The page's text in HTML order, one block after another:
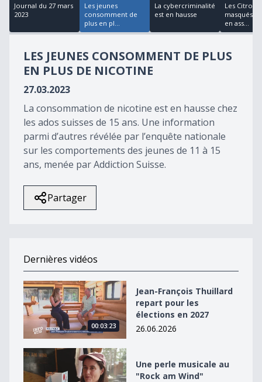
18
minutes,
Journal du 27 mars
2023
Les jeunes
consomment de
plus en pl...
La cybercriminalité
est en hausse
Les Citrons
masqués
en ass...
LES JEUNES CONSOMMENT DE PLUS
EN PLUS DE NICOTINE
27.03.2023
La consommation de nicotine est en hausse chez
les ados suisses de 15 ans. Une information
parmi d’autres révélée par l’enquête nationale
sur les comportements des jeunes de 11 à 15
ans, menée par Addiction Suisse.
Partager
Dernières vidéos
Jean-François Thuillard repart pour les élections en
00:03:23
Jean-François Thuillard
repart pour les
élections en 2027
26.06.2026
Une perle musicale au &quot;Rock am Wind&quot;
Une perle musicale au
"Rock am Wind"